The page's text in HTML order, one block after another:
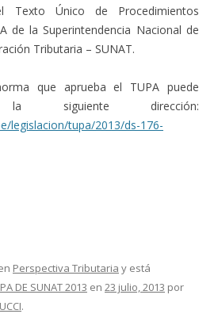
Texto Único de Procedimientos
de la Superintendencia Nacional de
Tributaria – SUNAT.
que aprueba el TUPA puede
siguiente dirección:
legislacion/tupa/2013/ds-176-
Perspectiva Tributaria y está
DE SUNAT 2013 en 23 julio, 2013 por
.